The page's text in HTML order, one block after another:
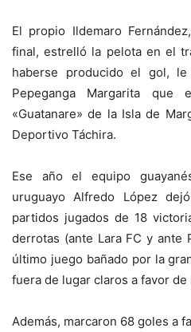
El propio Ildemaro
final, estrelló la pelota en el
haberse producido el gol,
Pepeganga Margarita
«Guatanare» de la Isla de
Deportivo Táchira.
Ese año el equipo
uruguayo Alfredo López
partidos jugados de 18
derrotas (ante Lara FC y ante
último juego bañado por la
fuera de lugar claros a favor
Además, marcaron 68 goles a